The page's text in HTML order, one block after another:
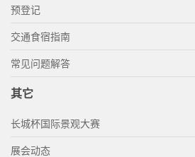
预登记
交通食宿指南
常见问题解答
其它
长城杯国际景观大赛
展会动态